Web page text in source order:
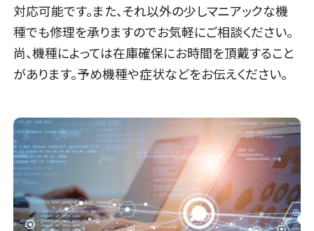
対応可能です。また、それ以外の少しマニアックな機
種でも修理を承りますのでお気軽にご相談ください。
尚、機種によっては在庫確保にお時間を頂戴すること
があります。予め機種や症状などをお伝えください。